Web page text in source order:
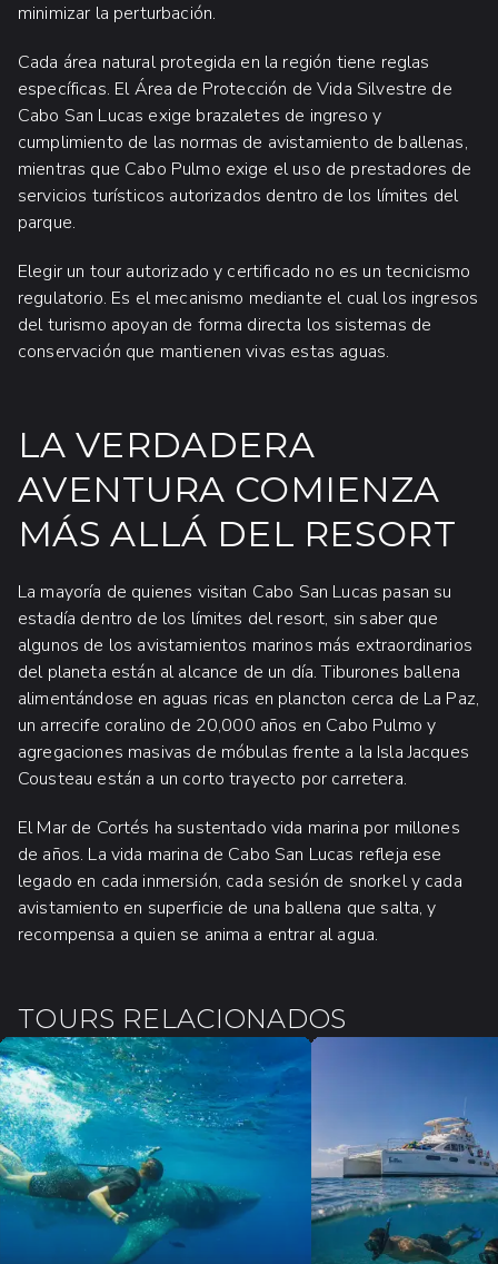
minimizar la perturbación.
Cada área natural protegida en la región tiene reglas
específicas. El Área de Protección de Vida Silvestre de
Cabo San Lucas exige brazaletes de ingreso y
cumplimiento de las normas de avistamiento de ballenas,
mientras que Cabo Pulmo exige el uso de prestadores de
servicios turísticos autorizados dentro de los límites del
parque.
Elegir un tour autorizado y certificado no es un tecnicismo
regulatorio. Es el mecanismo mediante el cual los ingresos
del turismo apoyan de forma directa los sistemas de
conservación que mantienen vivas estas aguas.
LA VERDADERA
AVENTURA COMIENZA
MÁS ALLÁ DEL RESORT
La mayoría de quienes visitan Cabo San Lucas pasan su
estadía dentro de los límites del resort, sin saber que
algunos de los avistamientos marinos más extraordinarios
del planeta están al alcance de un día. Tiburones ballena
alimentándose en aguas ricas en plancton cerca de La Paz,
un arrecife coralino de 20,000 años en Cabo Pulmo y
agregaciones masivas de móbulas frente a la Isla Jacques
Cousteau están a un corto trayecto por carretera.
El Mar de Cortés ha sustentado vida marina por millones
de años. La vida marina de Cabo San Lucas refleja ese
legado en cada inmersión, cada sesión de snorkel y cada
avistamiento en superficie de una ballena que salta, y
recompensa a quien se anima a entrar al agua.
TOURS RELACIONADOS